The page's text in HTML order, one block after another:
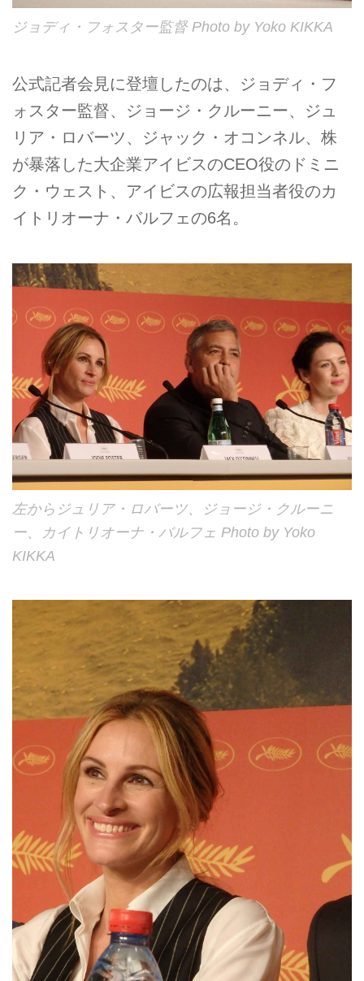
ジョディ・フォスター監督 Photo by Yoko KIKKA
公式記者会見に登壇したのは、ジョディ・フ
ォスター監督、ジョージ・クルーニー、ジュ
リア・ロバーツ、ジャック・オコンネル、株
が暴落した大企業アイビスのCEO役のドミニ
ク・ウェスト、アイビスの広報担当者役のカ
イトリオーナ・バルフェの6名。
左からジュリア・ロバーツ、ジョージ・クルーニ
ー、カイトリオーナ・バルフェ Photo by Yoko
KIKKA